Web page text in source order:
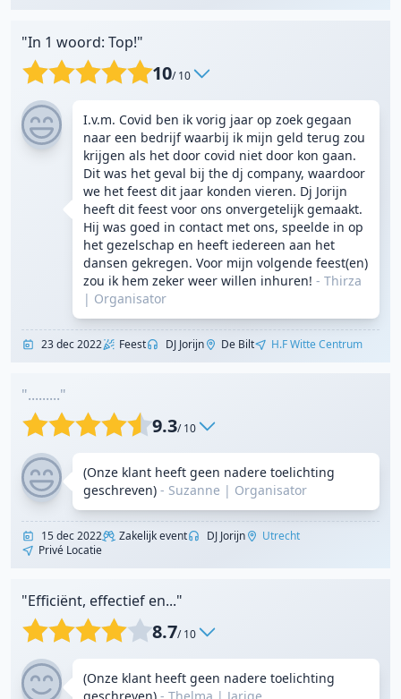
"In 1 woord: Top!"
10/ 10
I.v.m. Covid ben ik vorig jaar op zoek gegaan
naar een bedrijf waarbij ik mijn geld terug zou
krijgen als het door covid niet door kon gaan.
Dit was het geval bij the dj company, waardoor
we het feest dit jaar konden vieren. Dj Jorijn
heeft dit feest voor ons onvergetelijk gemaakt.
Hij was goed in contact met ons, speelde in op
het gezelschap en heeft iedereen aan het
dansen gekregen. Voor mijn volgende feest(en)
zou ik hem zeker weer willen inhuren! - Thirza
| Organisator
23 dec 2022 Feest DJ Jorijn De Bilt H.F Witte Centrum
"........."
9.3/ 10
(Onze klant heeft geen nadere toelichting
geschreven) - Suzanne | Organisator
15 dec 2022 Zakelijk event DJ Jorijn
Utrecht
Privé Locatie
"Efficiënt, effectief en..."
8.7/ 10
(Onze klant heeft geen nadere toelichting